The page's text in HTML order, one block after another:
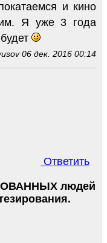
и кино
Я уже 3 года
06 дек. 2016 00:14
Ответить
людей